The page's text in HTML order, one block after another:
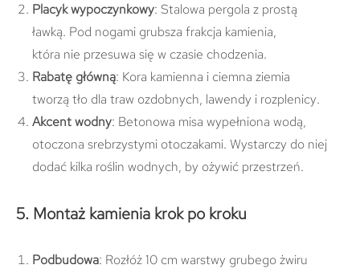
Placyk wypoczynkowy: Stalowa pergola z prostą
ławką. Pod nogami grubsza frakcja kamienia,
która nie przesuwa się w czasie chodzenia.
Rabatę główną: Kora kamienna i ciemna ziemia
tworzą tło dla traw ozdobnych, lawendy i rozplenicy.
Akcent wodny: Betonowa misa wypełniona wodą,
otoczona srebrzystymi otoczakami. Wystarczy do niej
dodać kilka roślin wodnych, by ożywić przestrzeń.
5. Montaż kamienia krok po kroku
Podbudowa: Rozłóż 10 cm warstwy grubego żwiru